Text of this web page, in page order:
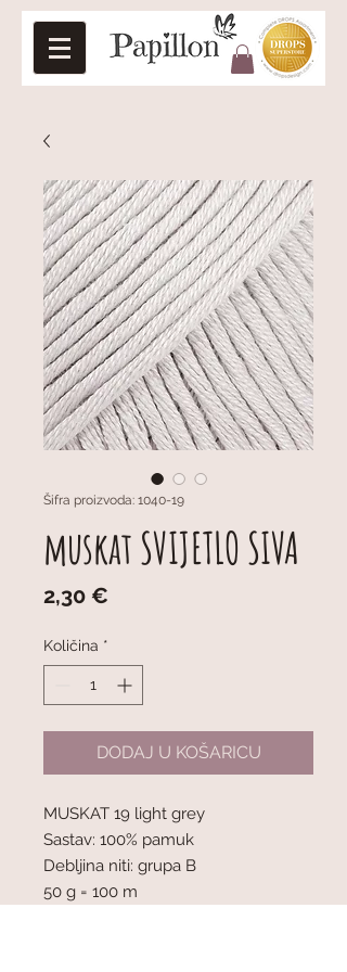
Šifra proizvoda: 1040-19
muskat SVIJETLO SIVA
2,30 €
Količina *
DODAJ U KOŠARICU
MUSKAT 19 light grey
Sastav: 100% pamuk
Debljina niti: grupa B
50 g = 100 m